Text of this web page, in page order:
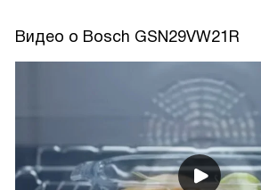
Видео о Bosch GSN29VW21R